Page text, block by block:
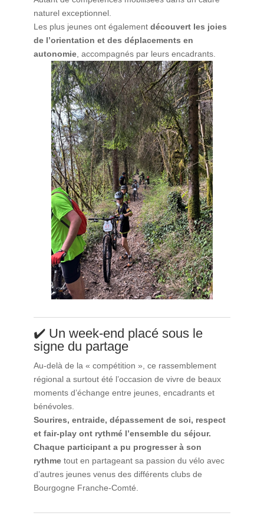
naturel exceptionnel.
Les plus jeunes ont également découvert les joies
de l’orientation et des déplacements en
autonomie, accompagnés par leurs encadrants.
✔️ Un week-end placé sous le
signe du partage
Au-delà de la « compétition », ce rassemblement
régional a surtout été l’occasion de vivre de beaux
moments d’échange entre jeunes, encadrants et
bénévoles.
Sourires, entraide, dépassement de soi, respect
et fair-play ont rythmé l’ensemble du séjour.
Chaque participant a pu progresser à son
rythmetout en partageant sa passion du vélo avec
d’autres jeunes venus des différents clubs de
Bourgogne Franche-Comté.